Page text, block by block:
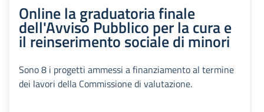
Online la graduatoria finale
dell'Avviso Pubblico per la cura e
il reinserimento sociale di minori
Sono 8 i progetti ammessi a finanziamento al termine
dei lavori della Commissione di valutazione.